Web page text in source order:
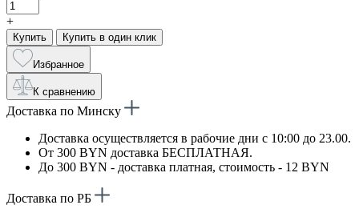
+
Купить Купить в один клик
Избранное
К сравнению
Доставка по Минску
Доставка осуществляется в рабочие дни с 10:00 до 23.00.
От 300 BYN доставка БЕСПЛАТНАЯ.
До 300 BYN - доставка платная, стоимость - 12 BYN
Доставка по РБ